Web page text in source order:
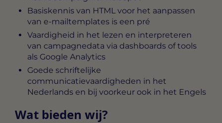
Basiskennis van HTML voor het aanpassen
van e-mailtemplates is een pré
Vaardigheid in het lezen en interpreteren
van campagnedata via dashboards of tools
als Google Analytics
Goede schriftelijke
communicatievaardigheden in het
Nederlands en bij voorkeur ook in het Engels
Wat bieden wij?